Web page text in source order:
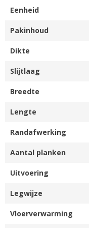
Eenheid
Pakinhoud
Dikte
Slijtlaag
Breedte
Lengte
Randafwerking
Aantal planken
Uitvoering
Legwijze
Vloerverwarming